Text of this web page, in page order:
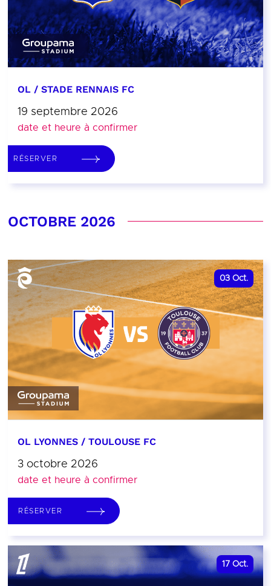
OL / STADE RENNAIS FC
19 septembre 2026
date et heure à confirmer
RÉSERVER
OCTOBRE 2026
03 Oct.
OL LYONNES / TOULOUSE FC
3 octobre 2026
date et heure à confirmer
RÉSERVER
17 Oct.